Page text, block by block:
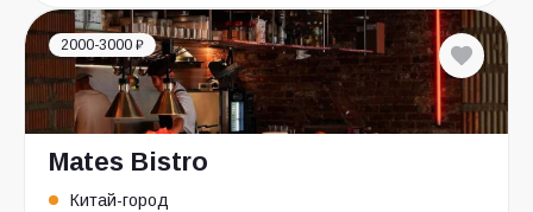
2000-3000 ₽
Mates Bistro
Китай-город